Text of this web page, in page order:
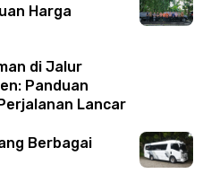
Harga
di Jalur
Panduan
Lancar
Berbagai